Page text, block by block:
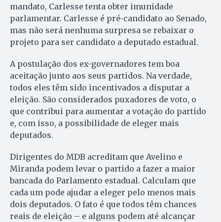
mandato, Carlesse tenta obter imunidade
parlamentar. Carlesse é pré-candidato ao Senado,
mas não será nenhuma surpresa se rebaixar o
projeto para ser candidato a deputado estadual.
A postulação dos ex-governadores tem boa
aceitação junto aos seus partidos. Na verdade,
todos eles têm sido incentivados a disputar a
eleição. São considerados puxadores de voto, o
que contribui para aumentar a votação do partido
e, com isso, a possibilidade de eleger mais
deputados.
Dirigentes do MDB acreditam que Avelino e
Miranda podem levar o partido a fazer a maior
bancada do Parlamento estadual. Calculam que
cada um pode ajudar a eleger pelo menos mais
dois deputados. O fato é que todos têm chances
reais de eleição – e alguns podem até alcançar